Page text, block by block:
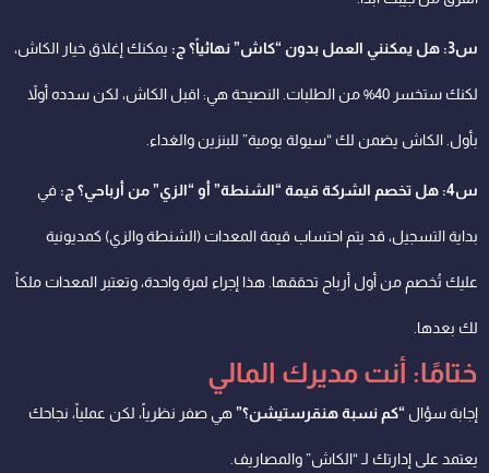
س3: هل يمكنني العمل بدون “كاش” نهائياً؟ ج: يمكنك إغلاق خيار الكاش،
لكنك ستخسر 40% من الطلبات. النصيحة هي: اقبل الكاش، لكن سدده أولاً
بأول. الكاش يضمن لك “سيولة يومية” للبنزين والغداء.
س4: هل تخصم الشركة قيمة “الشنطة” أو “الزي” من أرباحي؟ ج: في
بداية التسجيل، قد يتم احتساب قيمة المعدات (الشنطة والزي) كمديونية
عليك تُخصم من أول أرباح تحققها. هذا إجراء لمرة واحدة، وتعتبر المعدات ملكاً
لك بعدها.
ختامًا: أنت مديرك المالي
إجابة سؤال “كم نسبة هنقرستيشن؟”هي صفر نظرياً، لكن عملياً، نجاحك
يعتمد على إدارتك لـ “الكاش” والمصاريف.